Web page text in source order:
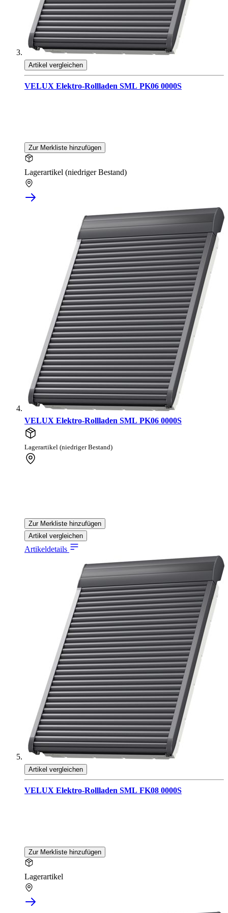
Artikel vergleichen
VELUX Elektro-Rollladen SML PK06 0000S
Zur Merkliste hinzufügen
Lagerartikel (niedriger Bestand)
VELUX Elektro-Rollladen SML PK06 0000S
Lagerartikel (niedriger Bestand)
Zur Merkliste hinzufügen
Artikel vergleichen
Artikeldetails
Artikel vergleichen
VELUX Elektro-Rollladen SML FK08 0000S
Zur Merkliste hinzufügen
Lagerartikel